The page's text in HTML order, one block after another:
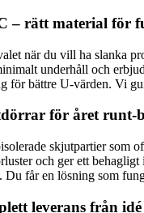
– rätt material för
när du vill ha slanka
underhåll och
för bättre U-värden. Vi
för året runt-
skjutpartier som
och ger ett
Du får en lösning som
leverans från